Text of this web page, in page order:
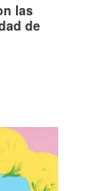
las
de